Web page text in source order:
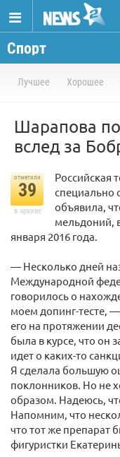
Спорт
Лучшее Хорошее
Шарапова
вслед за
отметили
39
в архиве
Российская
специально
объявила,
мельдоний,
января 2016 года.
— Несколько дней
Международной
говорилось о
моем допинг-тесте,
его на протяжении
была в курсе, что он
идет о каких-то
Я сделала большую
поклонников. Но не
образом. Надеюсь,
Напомним, что
что тот же препарат
фигуристки